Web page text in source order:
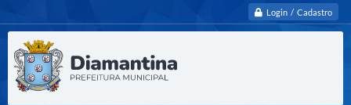
Login / Cadastro